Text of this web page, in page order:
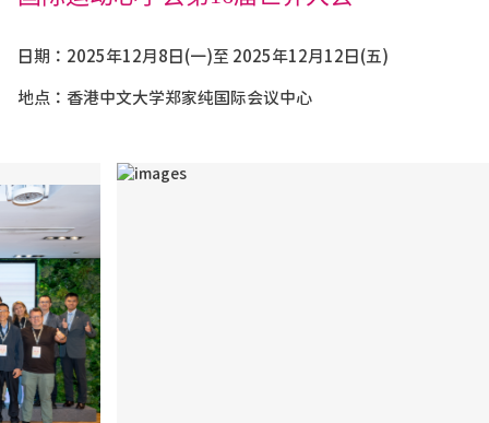
日期：2025年12月8日(一)至 2025年12月12日(五)
地点：香港中文大学郑家纯国际会议中心